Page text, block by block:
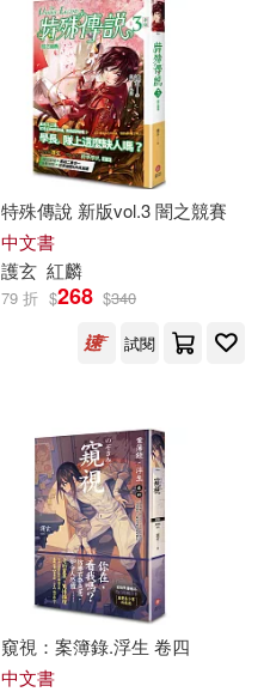
特殊傳說 新版vol.3 闇之競賽
中文書
護玄 紅麟
79 折 $268 $340
試閱
窺視：案簿錄.浮生 卷四
中文書